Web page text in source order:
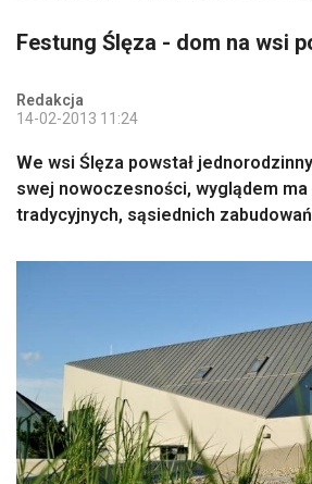
Festung Ślęza - dom na wsi
Redakcja
14-02-2013 11:24
We wsi Ślęza powstał
swej nowoczesności, wyglądem ma
tradycyjnych, sąsiednich zabudowań